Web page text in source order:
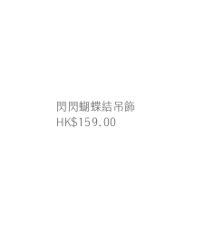
閃閃蝴蝶結吊飾
HK$159.00